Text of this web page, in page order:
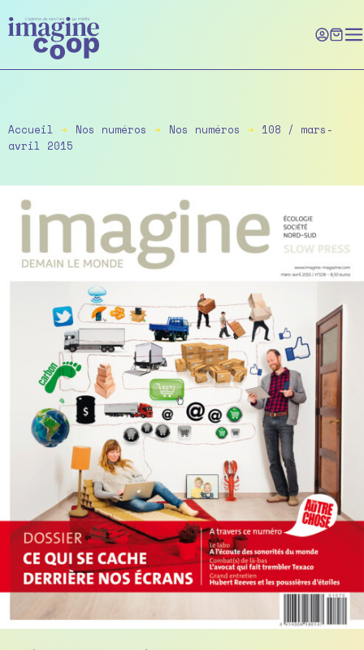
to
the
content
Accueil ➔ Nos numéros ➔ Nos numéros ➔ 108 / mars-
avril 2015